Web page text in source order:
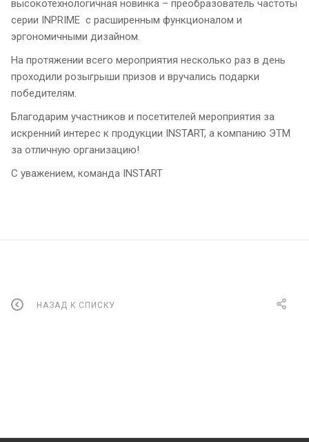
высокотехнологичная новинка – преобразователь частоты
серии INPRIME с расширенным функционалом и
эргономичными дизайном.
На протяжении всего мероприятия несколько раз в день
проходили розыгрыши призов и вручались подарки
победителям.
Благодарим участников и посетителей мероприятия за
искренний интерес к продукции INSTART, а компанию ЭТМ
за отличную организацию!
С уважением, команда INSTART
НАЗАД К СПИСКУ